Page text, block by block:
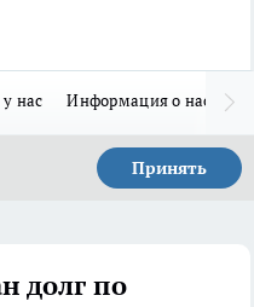
нас Информация о нас
Принять
долг по